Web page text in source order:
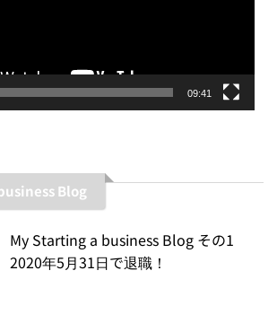
09:41
Blog
My Starting a business Blog その1
2020年5月31日で退職！